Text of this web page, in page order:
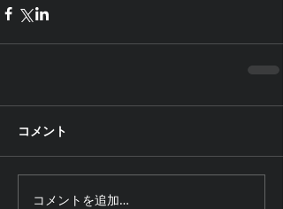
コメント
コメントを追加…